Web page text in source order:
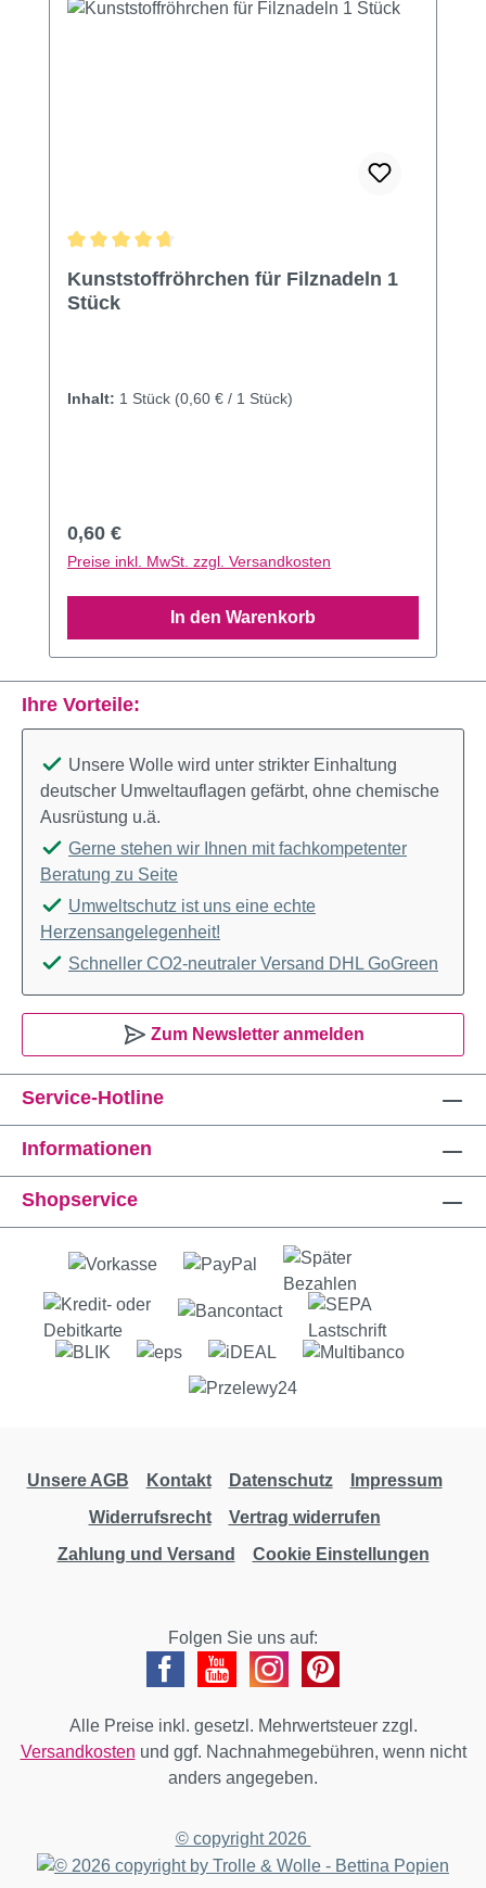
Kunststoffröhrchen für Filznadeln 1
Stück
Inhalt: 1 Stück (0,60 € / 1 Stück)
Regulärer Preis:
0,60 €
Preise inkl. MwSt. zzgl. Versandkosten
In den Warenkorb
Service-Hotline
Informationen
Shopservice
Ihre Vorteile:
Unsere Wolle wird unter strikter Einhaltung
deutscher Umweltauflagen gefärbt, ohne chemische
Ausrüstung u.ä.
Gerne stehen wir Ihnen mit fachkompetenter
Beratung zu Seite
Umweltschutz ist uns eine echte
Herzensangelegenheit!
Schneller CO2-neutraler Versand DHL GoGreen
Zum Newsletter anmelden
Unsere AGB Kontakt Datenschutz
Impressum
Widerrufsrecht
Vertrag widerrufen
Zahlung und Versand
Cookie Einstellungen
Folgen Sie uns auf:
Alle Preise inkl. gesetzl. Mehrwertsteuer zzgl.
Versandkosten und ggf. Nachnahmegebühren, wenn nicht
anders angegeben.
© copyright 2026